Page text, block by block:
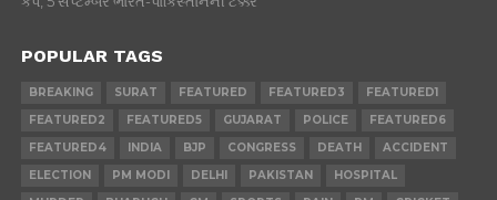
POPULAR TAGS
BREAKING SURAT FEATURED FEATURED3
FEATURED1
FEATURED2
FEATURED5 GUJARAT POLICE
FEATURED6
FEATURED4
INDIA BJP CONGRESS DEATH
ACCIDENT
ELECTION
PM MODI DELHI PAKISTAN
HOSPITAL